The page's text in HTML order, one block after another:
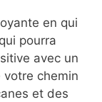
en qui
pourra
avec un
chemin
et des